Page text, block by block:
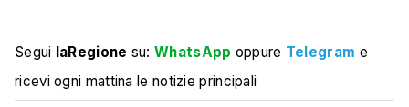
Segui laRegione su:WhatsApp oppure Telegram e
ricevi ogni mattina le notizie principali